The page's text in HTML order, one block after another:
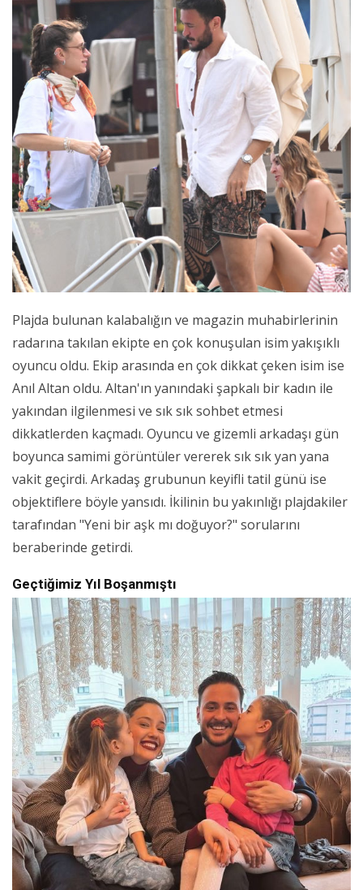
Plajda bulunan kalabalığın ve magazin muhabirlerinin
radarına takılan ekipte en çok konuşulan isim yakışıklı
oyuncu oldu. Ekip arasında en çok dikkat çeken isim ise
Anıl Altan oldu. Altan'ın yanındaki şapkalı bir kadın ile
yakından ilgilenmesi ve sık sık sohbet etmesi
dikkatlerden kaçmadı. Oyuncu ve gizemli arkadaşı gün
boyunca samimi görüntüler vererek sık sık yan yana
vakit geçirdi. Arkadaş grubunun keyifli tatil günü ise
objektiflere böyle yansıdı. İkilinin bu yakınlığı plajdakiler
tarafından "Yeni bir aşk mı doğuyor?" sorularını
beraberinde getirdi.
Geçtiğimiz Yıl Boşanmıştı